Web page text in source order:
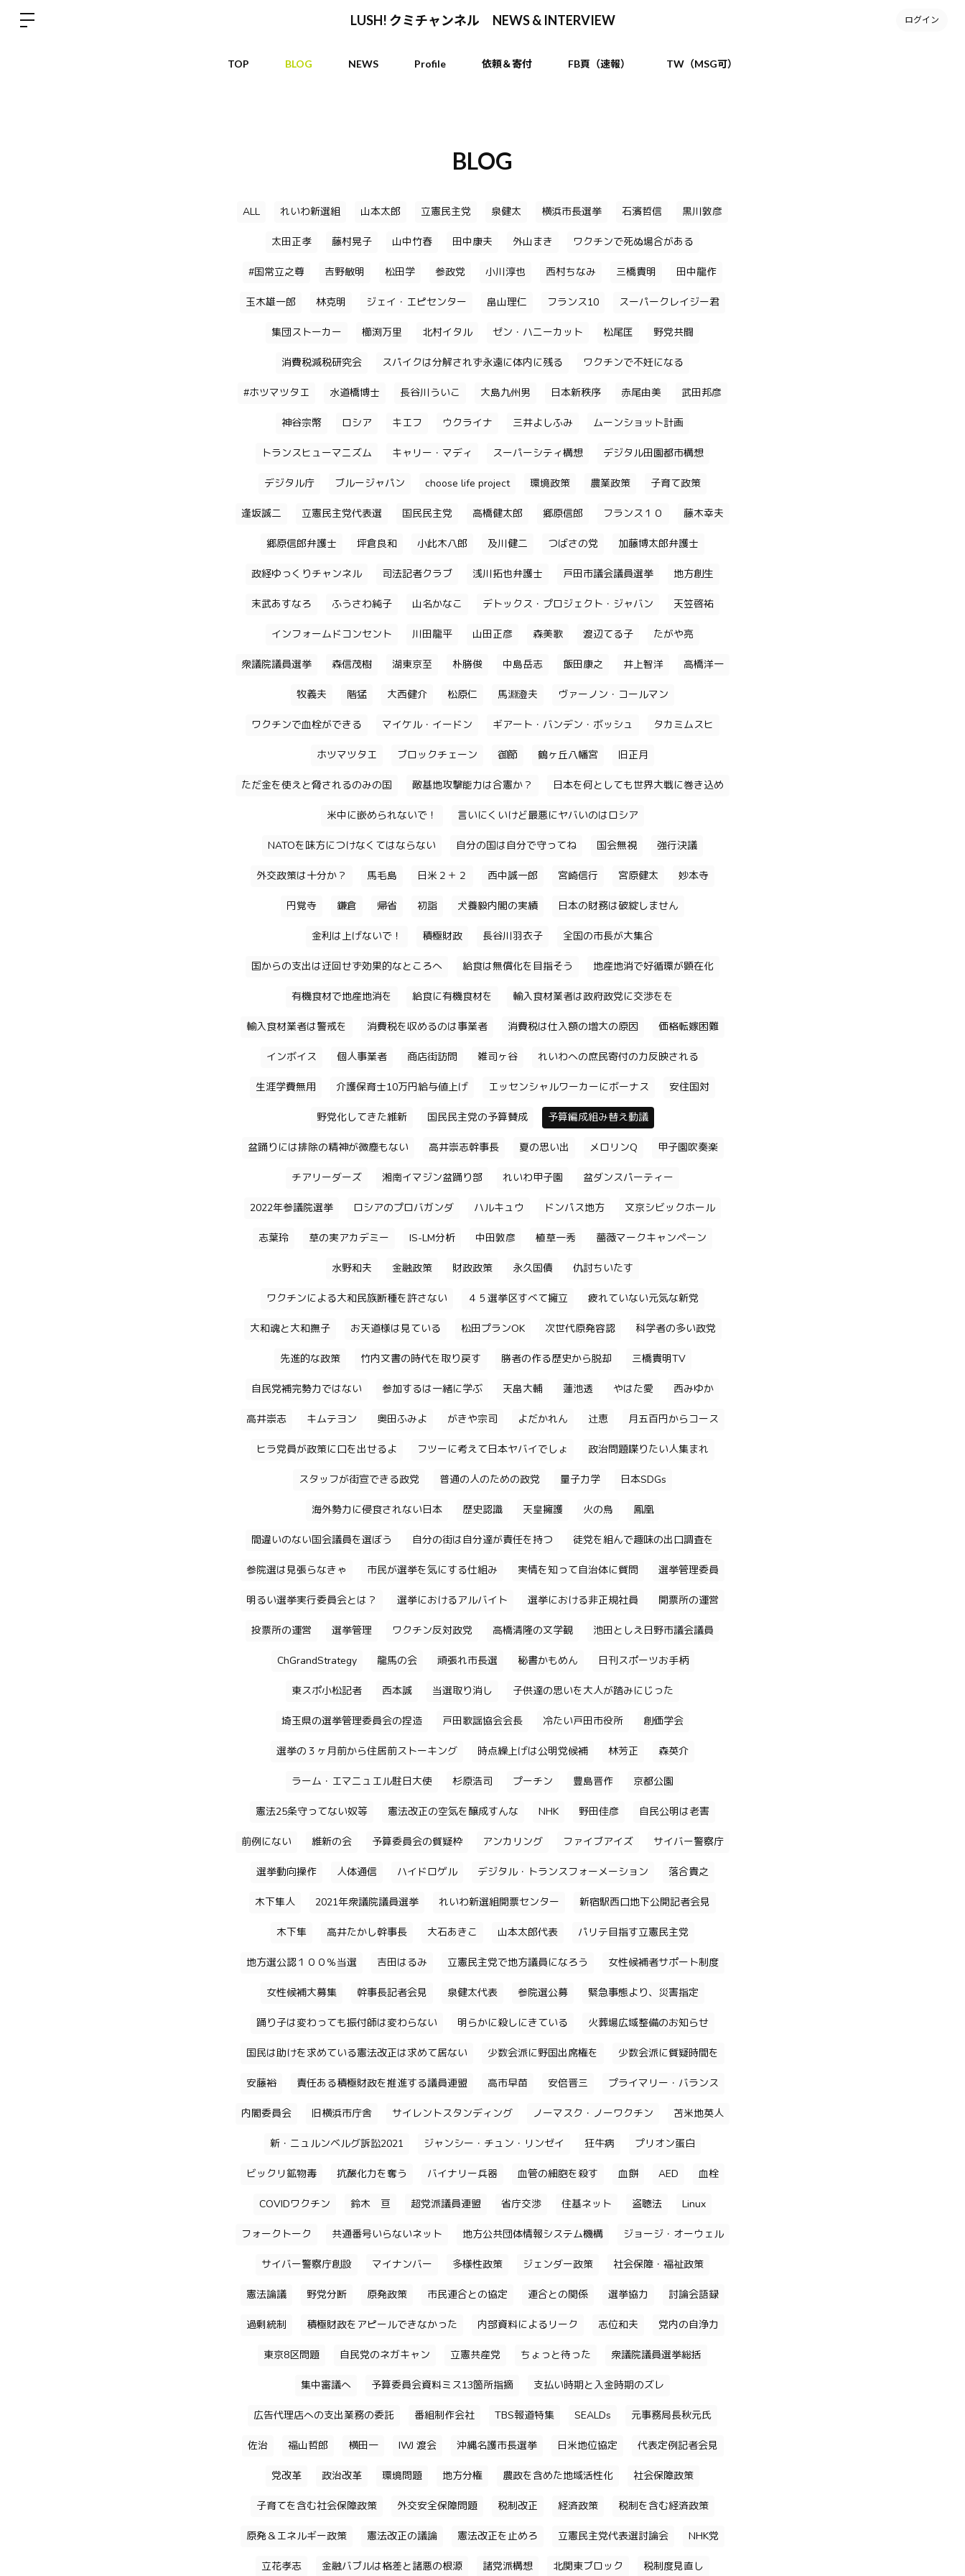
LUSH! クミチャンネル NEWS & INTERVIEW ログイン
TOP BLOG NEWS Profile 依頼＆寄付 FB頁（速報） TW（MSG可）
BLOG
ALL れいわ新選組 山本太郎 立憲民主党 泉健太 横浜市長選挙 石濱哲信 黒川敦彦
太田正孝 藤村晃子 山中竹春 田中康夫 外山まき ワクチンで死ぬ場合がある
#国常立之尊 吉野敏明 松田学 参政党 小川淳也 西村ちなみ 三橋貴明 田中龍作
玉木雄一郎 林克明 ジェイ・エピセンター 畠山理仁 フランス10 スーパークレイジー君
集団ストーカー 櫛渕万里 北村イタル ゼン・ハニーカット 松尾匡 野党共闘
消費税減税研究会 スパイクは分解されず永遠に体内に残る ワクチンで不妊になる
#ホツマツタエ 水道橋博士 長谷川ういこ 大島九州男 日本新秩序 赤尾由美 武田邦彦
神谷宗幣 ロシア キエフ ウクライナ 三井よしふみ ムーンショット計画
トランスヒューマニズム キャリー・マディ スーパーシティ構想 デジタル田園都市構想
デジタル庁 ブルージャパン choose life project 環境政策 農業政策 子育て政策
逢坂誠二 立憲民主党代表選 国民民主党 高橋健太郎 郷原信郎 フランス１０ 藤木幸夫
郷原信郎弁護士 坪倉良和 小此木八郎 及川健二 つばさの党 加藤博太郎弁護士
政経ゆっくりチャンネル 司法記者クラブ 浅川拓也弁護士 戸田市議会議員選挙 地方創生
末武あすなろ ふうさわ純子 山名かなこ デトックス・プロジェクト・ジャバン 天笠啓祐
インフォームドコンセント 川田龍平 山田正彦 森美歌 渡辺てる子 たがや亮
衆議院議員選挙 森信茂樹 湖東京至 朴勝俊 中島岳志 飯田康之 井上智洋 高橋洋一
牧義夫 階猛 大西健介 松原仁 馬淵澄夫 ヴァーノン・コールマン
ワクチンで血栓ができる マイケル・イードン ギアート・バンデン・ボッシュ タカミムスヒ
ホツマツタエ ブロックチェーン 御節 鶴ヶ丘八幡宮 旧正月
ただ金を使えと脅されるのみの国 敵基地攻撃能力は合憲か？ 日本を何としても世界大戦に巻き込め
米中に嵌められないで！ 言いにくいけど最悪にヤバいのはロシア
NATOを味方につけなくてはならない 自分の国は自分で守ってね 国会無視 強行決議
外交政策は十分か？ 馬毛島 日米２＋２ 西中誠一郎 宮崎信行 宮原健太 妙本寺
円覚寺 鎌倉 帰省 初詣 犬養毅内閣の実績 日本の財務は破綻しません
金利は上げないで！ 積極財政 長谷川羽衣子 全国の市長が大集合
国からの支出は迂回せず効果的なところへ 給食は無償化を目指そう 地産地消で好循環が顕在化
有機食材で地産地消を 給食に有機食材を 輸入食材業者は政府政党に交渉をを
輸入食材業者は警戒を 消費税を収めるのは事業者 消費税は仕入額の増大の原因 価格転嫁困難
インボイス 個人事業者 商店街訪問 雑司ヶ谷 れいわへの庶民寄付の力反映される
生涯学費無用 介護保育士10万円給与値上げ エッセンシャルワーカーにボーナス 安住国対
野党化してきた維新 国民民主党の予算賛成 予算編成組み替え動議
盆踊りには排除の精神が微塵もない 高井崇志幹事長 夏の思い出 メロリンQ 甲子園吹奏楽
チアリーダーズ 湘南イマジン盆踊り部 れいわ甲子園 盆ダンスパーティー
2022年参議院選挙 ロシアのプロバガンダ ハルキュウ ドンパス地方 文京シビックホール
志葉玲 草の実アカデミー IS-LM分析 中田敦彦 植草一秀 薔薇マークキャンペーン
水野和夫 金融政策 財政政策 永久国債 仇討ちいたす
ワクチンによる大和民族断種を許さない ４５選挙区すべて擁立 疲れていない元気な新党
大和魂と大和撫子 お天道様は見ている 松田プランOK 次世代原発容認 科学者の多い政党
先進的な政策 竹内文書の時代を取り戻す 勝者の作る歴史から脱却 三橋貴明TV
自民党補完勢力ではない 参加するは一緒に学ぶ 天畠大輔 蓮池透 やはた愛 西みゆか
高井崇志 キムテヨン 奥田ふみよ がきや宗司 よだかれん 辻恵 月五百円からコース
ヒラ党員が政策に口を出せるよ フツーに考えて日本ヤバイでしょ 政治問題喋りたい人集まれ
スタッフが街宣できる政党 普通の人のための政党 量子力学 日本SDGs
海外勢力に侵食されない日本 歴史認識 天皇擁護 火の鳥 鳳凰
間違いのない国会議員を選ぼう 自分の街は自分達が責任を持つ 徒党を組んで趣味の出口調査を
参院選は見張らなきゃ 市民が選挙を気にする仕組み 実情を知って自治体に質問 選挙管理委員
明るい選挙実行委員会とは？ 選挙におけるアルバイト 選挙における非正規社員 開票所の運営
投票所の運営 選挙管理 ワクチン反対政党 高橋清隆の文学観 池田としえ日野市議会議員
ChGrandStrategy 龍馬の会 頑張れ市長選 秘書かもめん 日刊スポーツお手柄
東スポ小松記者 西本誠 当選取り消し 子供達の思いを大人が踏みにじった
埼玉県の選挙管理委員会の捏造 戸田歌謡協会会長 冷たい戸田市役所 創価学会
選挙の３ヶ月前から住居前ストーキング 時点繰上げは公明党候補 林芳正 森英介
ラーム・エマニュエル駐日大使 杉原浩司 プーチン 豊島晋作 京都公園
憲法25条守ってない奴等 憲法改正の空気を醸成すんな NHK 野田佳彦 自民公明は老害
前例にない 維新の会 予算委員会の質疑枠 アンカリング ファイブアイズ サイバー警察庁
選挙動向操作 人体通信 ハイドロゲル デジタル・トランスフォーメーション 落合貴之
木下隼人 2021年衆議院議員選挙 れいわ新選組開票センター 新宿駅西口地下公開記者会見
木下隼 高井たかし幹事長 大石あきこ 山本太郎代表 パリテ目指す立憲民主党
地方選公認１００％当選 吉田はるみ 立憲民主党で地方議員になろう 女性候補者サポート制度
女性候補大募集 幹事長記者会見 泉健太代表 参院選公募 緊急事態より、災害指定
踊り子は変わっても振付師は変わらない 明らかに殺しにきている 火葬場広域整備のお知らせ
国民は助けを求めている憲法改正は求めて居ない 少数会派に野国出席権を 少数会派に質疑時間を
安藤裕 責任ある積極財政を推進する議員連盟 高市早苗 安倍晋三 プライマリー・バランス
内閣委員会 旧横浜市庁舎 サイレントスタンディング ノーマスク・ノーワクチン 苫米地英人
新・ニュルンベルグ訴訟2021 ジャンシー・チュン・リンゼイ 狂牛病 プリオン蛋白
ビックリ鉱物毒 抗酸化力を奪う バイナリー兵器 血管の細胞を殺す 血餅 AED 血栓
COVIDワクチン 鈴木 亘 超党派議員連盟 省庁交渉 住基ネット 盗聴法 Linux
フォークトーク 共通番号いらないネット 地方公共団体情報システム機構 ジョージ・オーウェル
サイバー警察庁創設 マイナンバー 多様性政策 ジェンダー政策 社会保障・福祉政策
憲法論議 野党分断 原発政策 市民連合との協定 連合との関係 選挙協力 討論会語録
過剰統制 積極財政をアピールできなかった 内部資料によるリーク 志位和夫 党内の自浄力
東京8区問題 自民党のネガキャン 立憲共産党 ちょっと待った 衆議院議員選挙総括
集中審議へ 予算委員会資料ミス13箇所指摘 支払い時期と入金時期のズレ
広告代理店への支出業務の委託 番組制作会社 TBS報道特集 SEALDs 元事務局長秋元氏
佐治 福山哲郎 横田一 IWJ 渡会 沖縄名護市長選挙 日米地位協定 代表定例記者会見
党改革 政治改革 環境問題 地方分権 農政を含めた地域活性化 社会保障政策
子育てを含む社会保障政策 外交安全保障問題 税制改正 経済政策 税制を含む経済政策
原発＆エネルギー政策 憲法改正の議論 憲法改正を止めろ 立憲民主党代表選討論会 NHK党
立花孝志 金融バブルは格差と諸悪の根源 諸党派構想 北関東ブロック 税制度見直し